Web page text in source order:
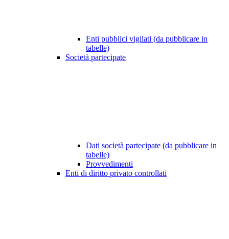
Enti pubblici vigilati (da pubblicare in
tabelle)
Società partecipate
Dati società partecipate (da pubblicare in
tabelle)
Provvedimenti
Enti di diritto privato controllati